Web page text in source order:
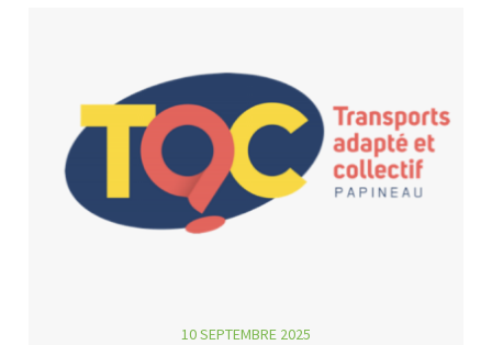
10 SEPTEMBRE 2025